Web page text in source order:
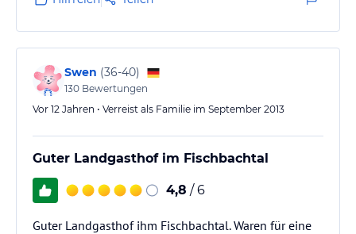
Swen (36-40)
130 Bewertungen
Vor 12 Jahren • Verreist als Familie im September 2013
Guter Landgasthof im Fischbachtal
4,8 / 6
Guter Landgasthof ihm Fischbachtal. Waren für eine